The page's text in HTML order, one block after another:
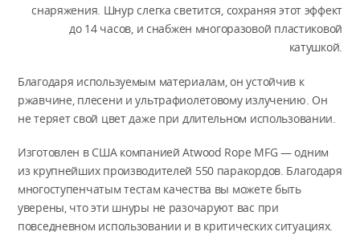
снаряжения. Шнур слегка светится, сохраняя этот эффект
до 14 часов, и снабжен многоразовой пластиковой
катушкой.
Благодаря используемым материалам, он устойчив к
ржавчине, плесени и ультрафиолетовому излучению. Он
не теряет свой цвет даже при длительном использовании.
Изготовлен в США компанией Atwood Rope MFG — одним
из крупнейших производителей 550 паракордов. Благодаря
многоступенчатым тестам качества вы можете быть
уверены, что эти шнуры не разочаруют вас при
повседневном использовании и в критических ситуациях.